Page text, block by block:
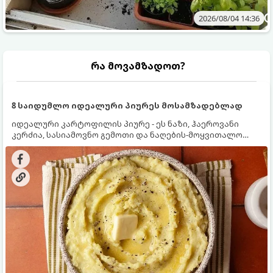
2026/08/04 14:36
რა მოვამზადოთ?
8 საიდუმლო იდეალური პიურეს მოსამზადებლად
იდეალური კარტოფილის პიურე - ეს ნაზი, ჰაეროვანი
კერძია, სასიამოვნო გემოთი და ნაღების-მოყვითალო
ფერით. მისი მომზადება ძალიან მარტივია, მაგრამ
არსებობს რამდენიმე საიდუმლო, რომლებიც უნდა
იცოდეთ, რომ პიურე იდეალურად გემრიელი გამოვიდეს.